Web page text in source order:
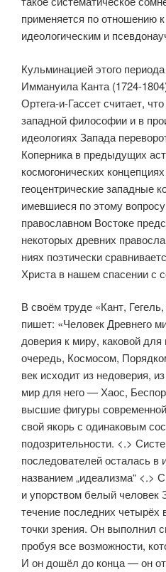
применяется по отношению
идеологическим и
Кульминацией этого
Иммануила Канта (1724-
Ортега-и-Гассет считает,
западной философии и в
идеоло­гиях Запада
Коперника в предыду­щих
космогонических
геоцентрические западные
имевшиеся по этому
православном Востоке
некоторых древних
ниях поэтически
Христа в нашем спасении с
В своём труде «Кант,
пишет: «Чело­век Древнего
доверия к миру, каковой
очередь, Космосом,
век исходит из недоверия,
мир для него — Хаос,
высшие фигуры
свой якорь с одинаковым
подозрительности. <.>
последователей осталась
названием „идеализма“ <.>
и упор­ством белый человек
течение последних четы­рёх
точки зрения. Он выполнил
пробуя все возможности,
И он дошёл до конца — он